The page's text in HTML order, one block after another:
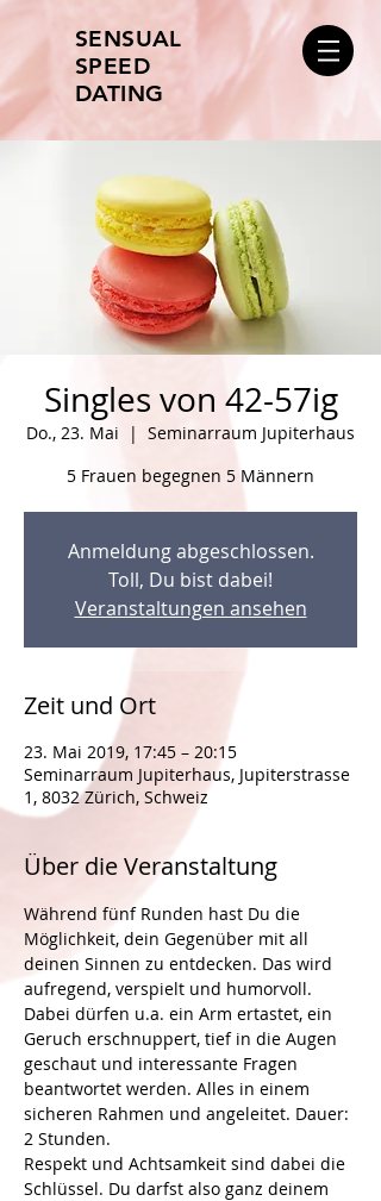
SENSUAL
SPEED
DATING
Singles von 42-57ig
Do., 23. Mai
  |
Seminarraum Jupiterhaus
Anmeldung abgeschlossen.
Toll, Du bist dabei!
Veranstaltungen ansehen
Zeit und Ort
23. Mai 2019, 17:45 – 20:15
Seminarraum Jupiterhaus, Jupiterstrasse
1, 8032 Zürich, Schweiz
Über die Veranstaltung
Während fünf Runden hast Du die
Möglichkeit, dein Gegenüber mit all
deinen Sinnen zu entdecken. Das wird
aufregend, verspielt und humorvoll.
Dabei dürfen u.a. ein Arm ertastet, ein
Geruch erschnuppert, tief in die Augen
geschaut und interessante Fragen
beantwortet werden. Alles in einem
sicheren Rahmen und angeleitet. Dauer:
2 Stunden.
Respekt und Achtsamkeit sind dabei die
Schlüssel. Du darfst also ganz deinem